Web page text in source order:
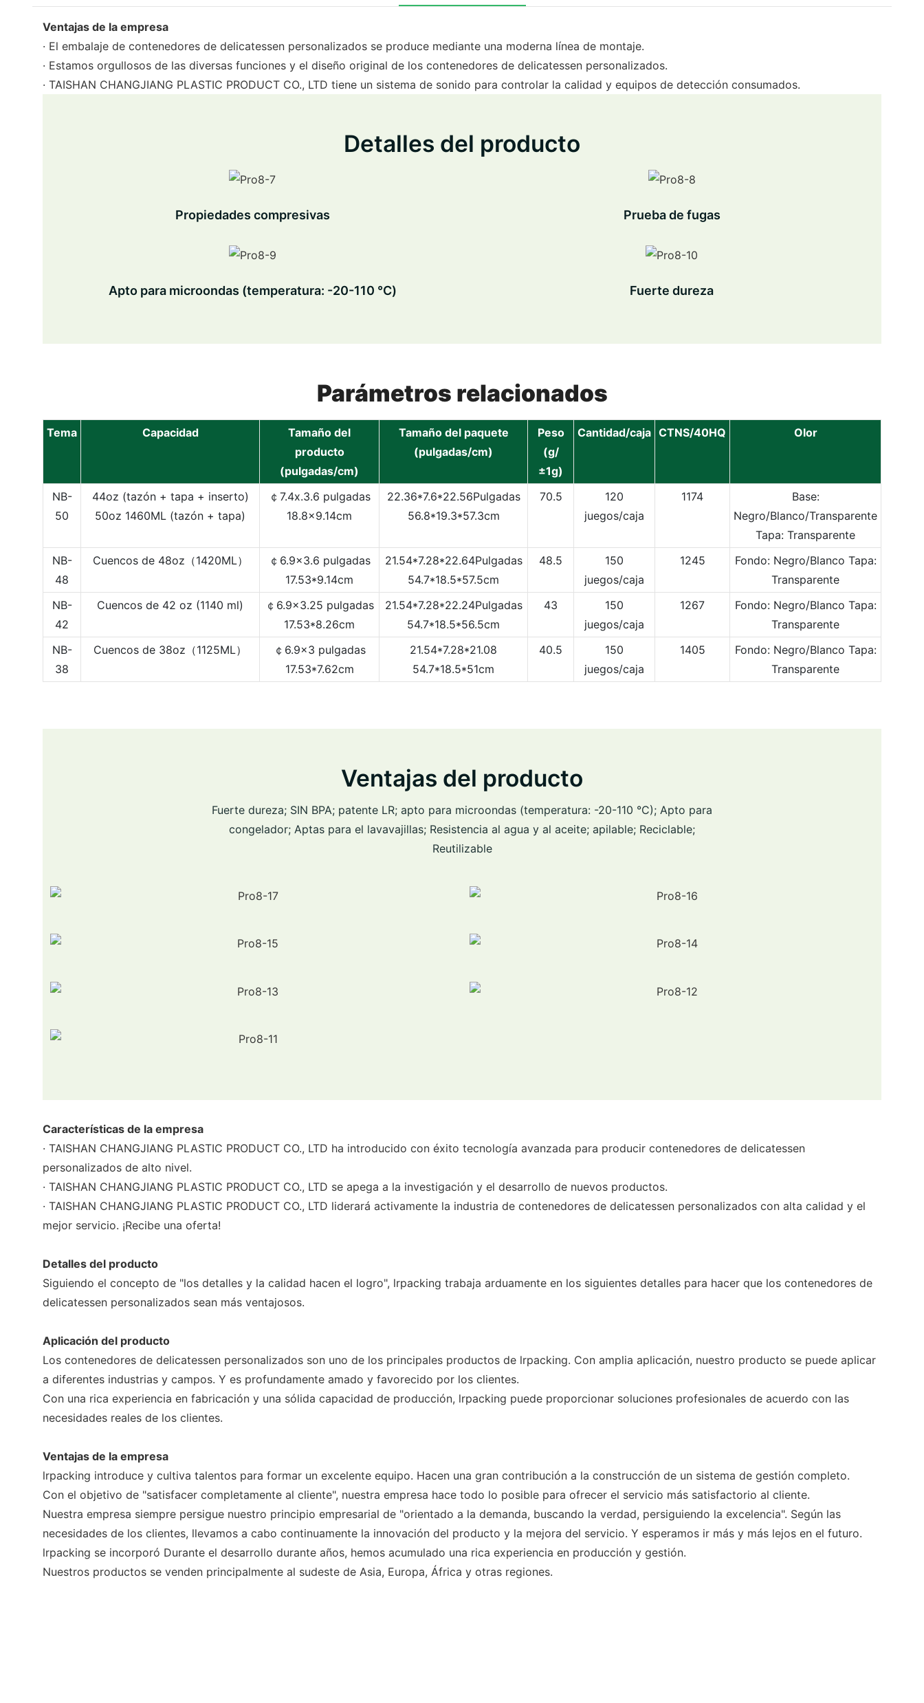
Ventajas de la empresa
· El embalaje de contenedores de delicatessen personalizados se produce mediante una moderna línea de montaje.
· Estamos orgullosos de las diversas funciones y el diseño original de los contenedores de delicatessen personalizados.
· TAISHAN CHANGJIANG PLASTIC PRODUCT CO., LTD tiene un sistema de sonido para controlar la calidad y equipos de detección consumados.
Detalles del producto
Propiedades compresivas Prueba de fugas
Apto para microondas (temperatura: -20-110 ℃) Fuerte dureza
Parámetros relacionados
Tema Capacidad
Tamaño del
producto
(pulgadas/cm)
Tamaño del paquete
(pulgadas/cm)
Peso
(g/
±1g)
Cantidad/caja CTNS/40HQ Olor
NB-
50
44oz (tazón + tapa + inserto)
50oz 1460ML (tazón + tapa)
￠7.4x.3.6 pulgadas
18.8x9.14cm
22.36*7.6*22.56Pulgadas
56.8*19.3*57.3cm
70.5
120
juegos/caja
1174
Base:
Negro/Blanco/Transparente
Tapa: Transparente
NB-
48
Cuencos de 48oz（1420ML）
￠6.9x3.6 pulgadas
17.53*9.14cm
21.54*7.28*22.64Pulgadas
54.7*18.5*57.5cm
48.5
150
juegos/caja
1245 Fondo: Negro/Blanco Tapa:
Transparente
NB-
42
Cuencos de 42 oz (1140 ml)
￠6.9x3.25 pulgadas
17.53*8.26cm
21.54*7.28*22.24Pulgadas
54.7*18.5*56.5cm
43
150
juegos/caja
1267 Fondo: Negro/Blanco Tapa:
Transparente
NB-
38
Cuencos de 38oz（1125ML）
￠6.9x3 pulgadas
17.53*7.62cm
21.54*7.28*21.08
54.7*18.5*51cm
40.5
150
juegos/caja
1405 Fondo: Negro/Blanco Tapa:
Transparente
Ventajas del producto
Fuerte dureza; SIN BPA; patente LR; apto para microondas (temperatura: -20-110 °C); Apto para
congelador; Aptas para el lavavajillas; Resistencia al agua y al aceite; apilable; Reciclable;
Reutilizable
Características de la empresa
· TAISHAN CHANGJIANG PLASTIC PRODUCT CO., LTD ha introducido con éxito tecnología avanzada para producir contenedores de delicatessen
personalizados de alto nivel.
· TAISHAN CHANGJIANG PLASTIC PRODUCT CO., LTD se apega a la investigación y el desarrollo de nuevos productos.
· TAISHAN CHANGJIANG PLASTIC PRODUCT CO., LTD liderará activamente la industria de contenedores de delicatessen personalizados con alta calidad y el
mejor servicio. ¡Recibe una oferta!
Detalles del producto
Siguiendo el concepto de "los detalles y la calidad hacen el logro", lrpacking trabaja arduamente en los siguientes detalles para hacer que los contenedores de
delicatessen personalizados sean más ventajosos.
Aplicación del producto
Los contenedores de delicatessen personalizados son uno de los principales productos de lrpacking. Con amplia aplicación, nuestro producto se puede aplicar
a diferentes industrias y campos. Y es profundamente amado y favorecido por los clientes.
Con una rica experiencia en fabricación y una sólida capacidad de producción, lrpacking puede proporcionar soluciones profesionales de acuerdo con las
necesidades reales de los clientes.
Ventajas de la empresa
lrpacking introduce y cultiva talentos para formar un excelente equipo. Hacen una gran contribución a la construcción de un sistema de gestión completo.
Con el objetivo de "satisfacer completamente al cliente", nuestra empresa hace todo lo posible para ofrecer el servicio más satisfactorio al cliente.
Nuestra empresa siempre persigue nuestro principio empresarial de "orientado a la demanda, buscando la verdad, persiguiendo la excelencia". Según las
necesidades de los clientes, llevamos a cabo continuamente la innovación del producto y la mejora del servicio. Y esperamos ir más y más lejos en el futuro.
lrpacking se incorporó Durante el desarrollo durante años, hemos acumulado una rica experiencia en producción y gestión.
Nuestros productos se venden principalmente al sudeste de Asia, Europa, África y otras regiones.